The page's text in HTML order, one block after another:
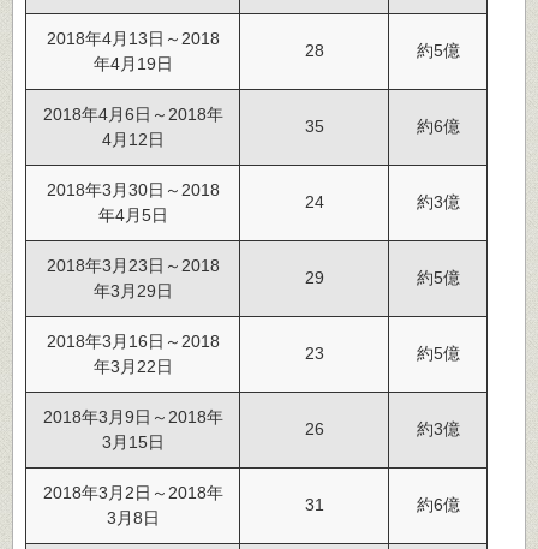
2018年4月13日～2018
年4月19日
28 約5億
2018年4月6日～2018年
4月12日
35 約6億
2018年3月30日～2018
年4月5日
24 約3億
2018年3月23日～2018
年3月29日
29 約5億
2018年3月16日～2018
年3月22日
23 約5億
2018年3月9日～2018年
3月15日
26 約3億
2018年3月2日～2018年
3月8日
31 約6億